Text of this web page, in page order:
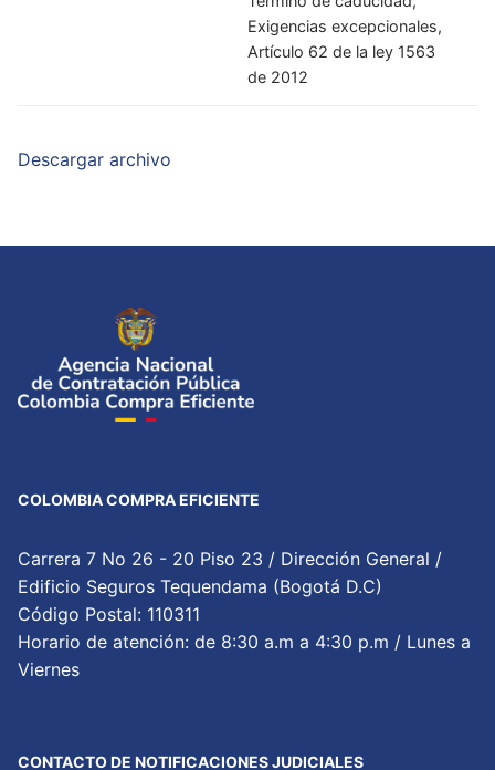
Exigencias excepcionales,
Artículo 62 de la ley 1563
de 2012
Descargar archivo
COLOMBIA COMPRA EFICIENTE
Carrera 7 No 26 - 20 Piso 23 / Dirección General /
Edificio Seguros Tequendama (Bogotá D.C)
Código Postal: 110311
Horario de atención: de 8:30 a.m a 4:30 p.m / Lunes a
Viernes
CONTACTO DE NOTIFICACIONES JUDICIALES